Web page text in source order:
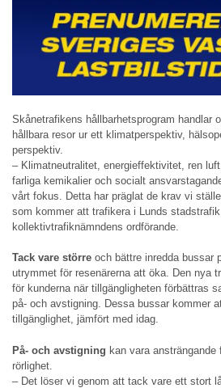
Skånetrafikens hållbarhetsprogram handlar
hållbara resor ur ett klimatperspektiv,
perspektiv.
– Klimatneutralitet, energieffektivitet, ren
farliga kemikalier och socialt
vårt fokus. Detta har präglat de krav vi
som kommer att trafikera i Lunds
kollektivtrafiknämndens ordförande.
Tack vare större och bättre inredda bussar
utrymmet för resenärerna att öka. Den nya
för kunderna när tillgängligheten förbättras
på- och avstigning. Dessa bussar kommer
tillgänglighet, jämfört med idag.
På- och avstigning kan vara ansträngande
rörlighet.
– Det löser vi genom att tack vare ett stort